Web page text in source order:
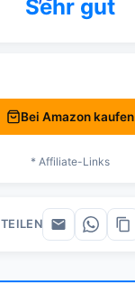
Sehr gut
Bei Amazon kaufen
* Affiliate-Links
TEILEN